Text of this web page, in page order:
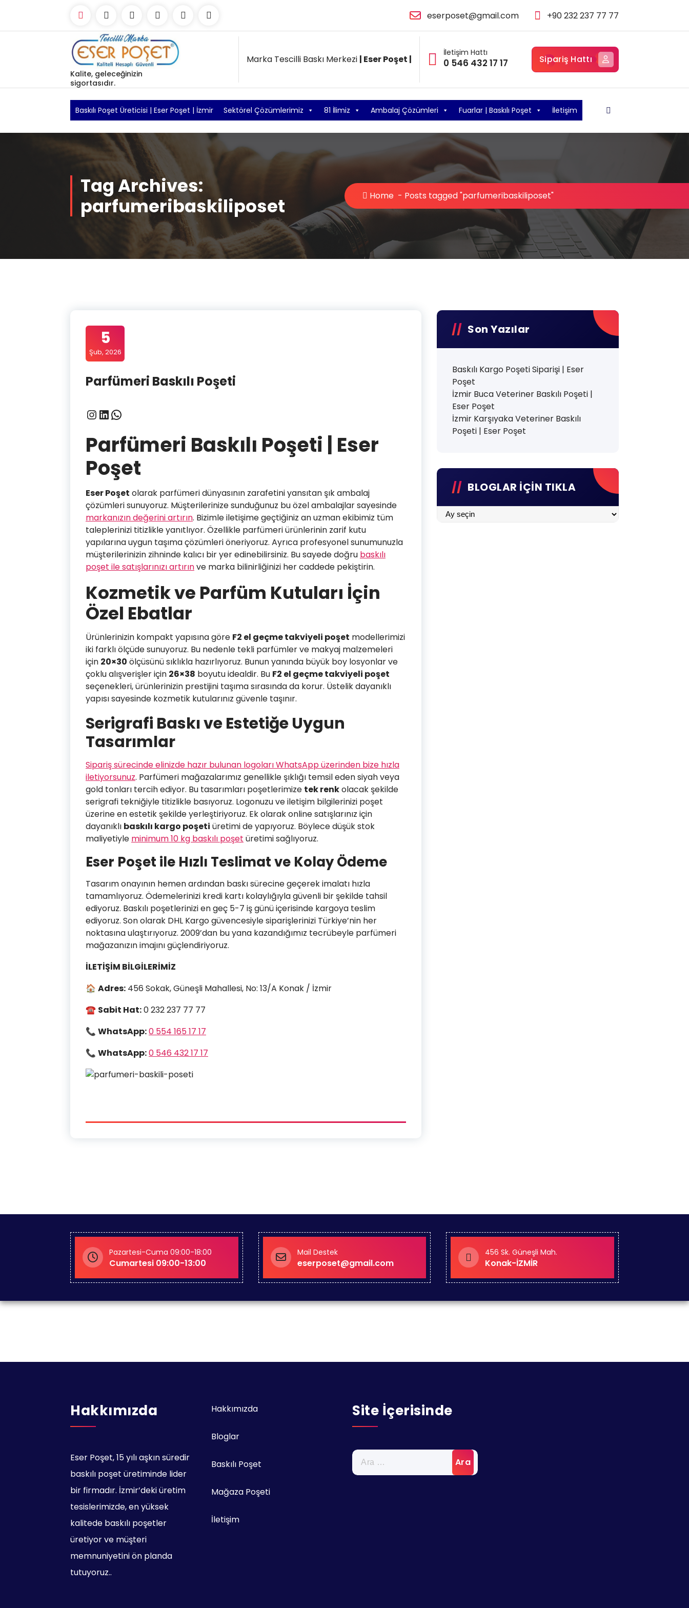
content
eserposet@gmail.com +90 232 237 77 77
Kalite, geleceğinizin
sigortasıdır.
Marka Tescilli Baskı Merkezi | Eser Poşet |
İletişim Hattı
0 546 432 17 17 Sipariş Hattı
Baskılı Poşet Üreticisi | Eser Poşet | İzmir Sektörel Çözümlerimiz 81 İlimiz Ambalaj Çözümleri Fuarlar | Baskılı Poşet İletişim
Tag Archives:
parfumeribaskiliposet
Home - Posts tagged "parfumeribaskiliposet"
5
Şub, 2026
Parfümeri Baskılı Poşeti
Instagram
LinkedIn
WhatsApp
Parfümeri Baskılı Poşeti | Eser
Poşet
Eser Poşet olarak parfümeri dünyasının zarafetini yansıtan şık ambalaj
çözümleri sunuyoruz. Müşterilerinize sunduğunuz bu özel ambalajlar sayesinde
markanızın değerini artırın. Bizimle iletişime geçtiğiniz an uzman ekibimiz tüm
taleplerinizi titizlikle yanıtlıyor. Özellikle parfümeri ürünlerinin zarif kutu
yapılarına uygun taşıma çözümleri öneriyoruz. Ayrıca profesyonel sunumunuzla
müşterilerinizin zihninde kalıcı bir yer edinebilirsiniz. Bu sayede doğru baskılı
poşet ile satışlarınızı artırınve marka bilinirliğinizi her caddede pekiştirin.
Kozmetik ve Parfüm Kutuları İçin
Özel Ebatlar
Ürünlerinizin kompakt yapısına göre F2 el geçme takviyeli poşet modellerimizi
iki farklı ölçüde sunuyoruz. Bu nedenle tekli parfümler ve makyaj malzemeleri
için 20×30 ölçüsünü sıklıkla hazırlıyoruz. Bunun yanında büyük boy losyonlar ve
çoklu alışverişler için 26×38 boyutu idealdir. Bu F2 el geçme takviyeli poşet
seçenekleri, ürünlerinizin prestijini taşıma sırasında da korur. Üstelik dayanıklı
yapısı sayesinde kozmetik kutularınız güvenle taşınır.
Serigrafi Baskı ve Estetiğe Uygun
Tasarımlar
Sipariş sürecinde elinizde hazır bulunan logoları WhatsApp üzerinden bize hızla
iletiyorsunuz. Parfümeri mağazalarımız genellikle şıklığı temsil eden siyah veya
gold tonları tercih ediyor. Bu tasarımları poşetlerimize tek renkolacak şekilde
serigrafi tekniğiyle titizlikle basıyoruz. Logonuzu ve iletişim bilgilerinizi poşet
üzerine en estetik şekilde yerleştiriyoruz. Ek olarak online satışlarınız için
dayanıklı baskılı kargo poşeti üretimi de yapıyoruz. Böylece düşük stok
maliyetiyle minimum 10 kg baskılı poşet üretimi sağlıyoruz.
Eser Poşet ile Hızlı Teslimat ve Kolay Ödeme
Tasarım onayının hemen ardından baskı sürecine geçerek imalatı hızla
tamamlıyoruz. Ödemelerinizi kredi kartı kolaylığıyla güvenli bir şekilde tahsil
ediyoruz. Baskılı poşetlerinizi en geç 5-7 iş günü içerisinde kargoya teslim
ediyoruz. Son olarak DHL Kargo güvencesiyle siparişlerinizi Türkiye’nin her
noktasına ulaştırıyoruz. 2009’dan bu yana kazandığımız tecrübeyle parfümeri
mağazanızın imajını güçlendiriyoruz.
İLETİŞİM BİLGİLERİMİZ
🏠 Adres: 456 Sokak, Güneşli Mahallesi, No: 13/A Konak / İzmir
☎ Sabit Hat:0 232 237 77 77
📞 WhatsApp:0 554 165 17 17
📞 WhatsApp:0 546 432 17 17
Son Yazılar
Baskılı Kargo Poşeti Siparişi | Eser
Poşet
İzmir Buca Veteriner Baskılı Poşeti |
Eser Poşet
İzmir Karşıyaka Veteriner Baskılı
Poşeti | Eser Poşet
BLOGLAR İÇİN TIKLA
BLOGLAR
Pazartesi-Cuma 09:00-18:00
Cumartesi 09:00-13:00
Mail Destek
eserposet@gmail.com
456 Sk. Güneşli Mah.
Konak-İZMİR
Hakkımızda
Eser Poşet, 15 yılı aşkın süredir
baskılı poşet üretiminde lider
bir firmadır. İzmir’deki üretim
tesislerimizde, en yüksek
kalitede baskılı poşetler
üretiyor ve müşteri
memnuniyetini ön planda
tutuyoruz..
Hakkımızda
Bloglar
Baskılı Poşet
Mağaza Poşeti
İletişim
Site İçerisinde
Arama: